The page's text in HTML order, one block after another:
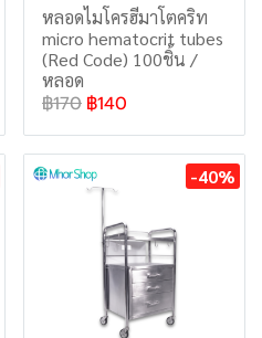
หลอดไมโครฮีมาโตคริท
micro hematocrit tubes
(Red Code) 100ชิ้น /
หลอด
฿170 ฿140
-40%